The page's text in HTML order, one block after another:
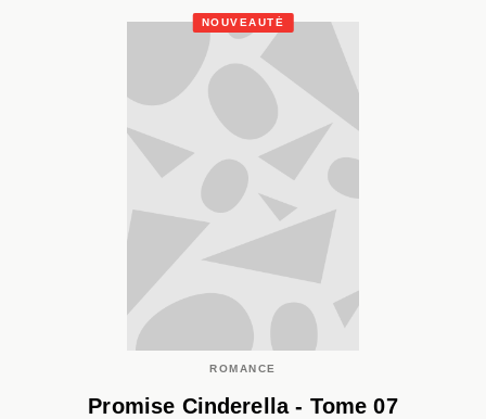
NOUVEAUTÉ
ROMANCE
Promise Cinderella - Tome 07